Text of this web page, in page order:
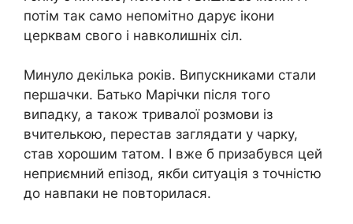
потім так само непомітно дарує ікони
церквам свого і навколишніх сіл.
Минуло декілька років. Випускниками стали
першачки. Батько Марічки після того
випадку, а також тривалої розмови із
вчителькою, перестав заглядати у чарку,
став хорошим татом. І вже б призабувся цей
неприємний епізод, якби ситуація з точністю
до навпаки не повторилася.